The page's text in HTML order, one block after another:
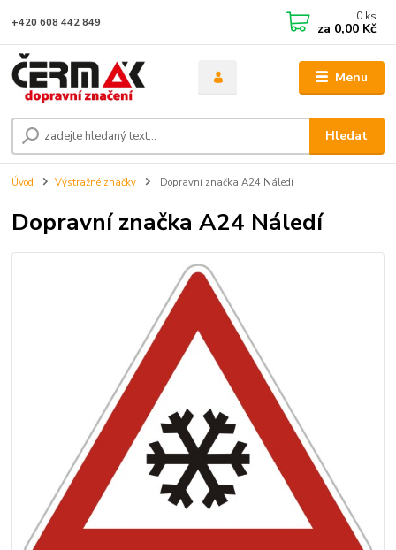
Menu
Hledat
+420 608 442 849 0 ks
za 0,00 Kč
Úvod Výstražné značky Dopravní značka A24 Náledí
Dopravní značka A24 Náledí